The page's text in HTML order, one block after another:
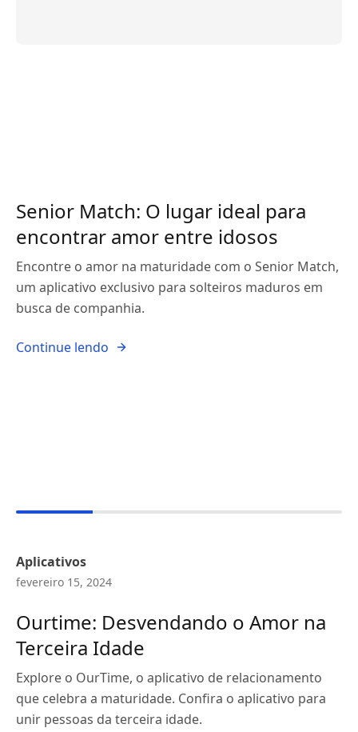
Senior Match: O lugar ideal para
encontrar amor entre idosos
Encontre o amor na maturidade com o Senior Match,
um aplicativo exclusivo para solteiros maduros em
busca de companhia.
Continue lendo
Aplicativos
fevereiro 15, 2024
Ourtime: Desvendando o Amor na
Terceira Idade
Explore o OurTime, o aplicativo de relacionamento
que celebra a maturidade. Confira o aplicativo para
unir pessoas da terceira idade.